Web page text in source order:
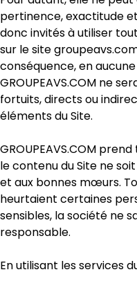
pertinence, exactitude
donc invités à utiliser
sur le site
conséquence, en
GROUPEAVS.COM ne
fortuits, directs ou
éléments du Site.
GROUPEAVS.COM
le contenu du Site ne
et aux bonnes mœurs.
heurtaient certaines
sensibles, la société ne
responsable.
En utilisant les services